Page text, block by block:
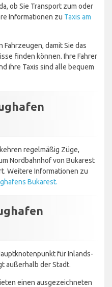
ob Sie Transport zum oder
Informationen zu Taxis am
Fahrzeugen, damit Sie das
finden können. Ihre Fahrer
ihre Taxis sind alle bequem
regelmäßig Züge,
Nordbahnhof von Bukarest
Weitere Informationen zu
Bukarest.
für Inlands-
außerhalb der Stadt.
einen ausgezeichneten